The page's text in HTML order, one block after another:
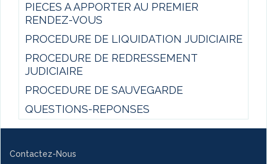
PIECES A APPORTER AU PREMIER
RENDEZ-VOUS
PROCEDURE DE LIQUIDATION JUDICIAIRE
PROCEDURE DE REDRESSEMENT
JUDICIAIRE
PROCEDURE DE SAUVEGARDE
QUESTIONS-REPONSES
Contactez-Nous